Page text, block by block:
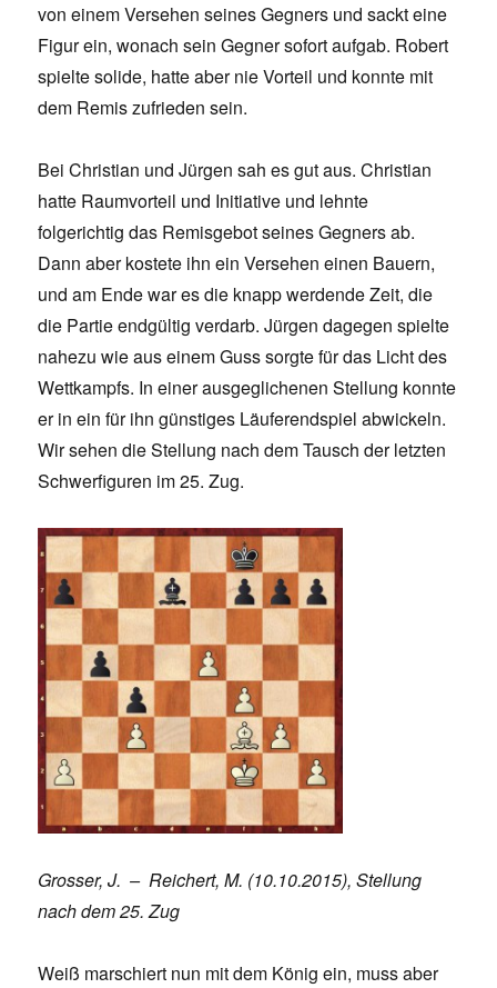
von einem Versehen seines Gegners und sackt eine
Figur ein, wonach sein Gegner sofort aufgab. Robert
spielte solide, hatte aber nie Vorteil und konnte mit
dem Remis zufrieden sein.
Bei Christian und Jürgen sah es gut aus. Christian
hatte Raumvorteil und Initiative und lehnte
folgerichtig das Remisgebot seines Gegners ab.
Dann aber kostete ihn ein Versehen einen Bauern,
und am Ende war es die knapp werdende Zeit, die
die Partie endgültig verdarb. Jürgen dagegen spielte
nahezu wie aus einem Guss sorgte für das Licht des
Wettkampfs. In einer ausgeglichenen Stellung konnte
er in ein für ihn günstiges Läuferendspiel abwickeln.
Wir sehen die Stellung nach dem Tausch der letzten
Schwerfiguren im 25. Zug.
Grosser, J. – Reichert, M. (10.10.2015), Stellung
nach dem 25. Zug
Weiß marschiert nun mit dem König ein, muss aber